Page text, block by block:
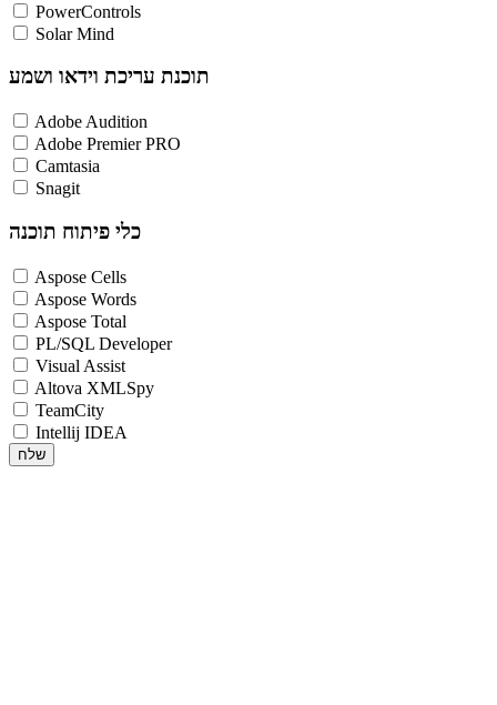
PowerControls
Solar Mind
תוכנת עריכת וידאו ושמע
Adobe Audition
Adobe Premier PRO
Camtasia
Snagit
כלי פיתוח תוכנה
Aspose Cells
Aspose Words
Aspose Total
PL/SQL Developer
Visual Assist
Altova XMLSpy
TeamCity
Intellij IDEA